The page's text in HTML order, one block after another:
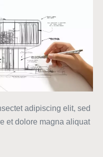
adipiscing elit, sed
et dolore magna aliquat